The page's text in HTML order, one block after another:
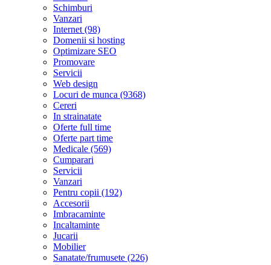
Schimburi
Vanzari
Internet (98)
Domenii si hosting
Optimizare SEO
Promovare
Servicii
Web design
Locuri de munca (9368)
Cereri
In strainatate
Oferte full time
Oferte part time
Medicale (569)
Cumparari
Servicii
Vanzari
Pentru copii (192)
Accesorii
Imbracaminte
Incaltaminte
Jucarii
Mobilier
Sanatate/frumusete (226)